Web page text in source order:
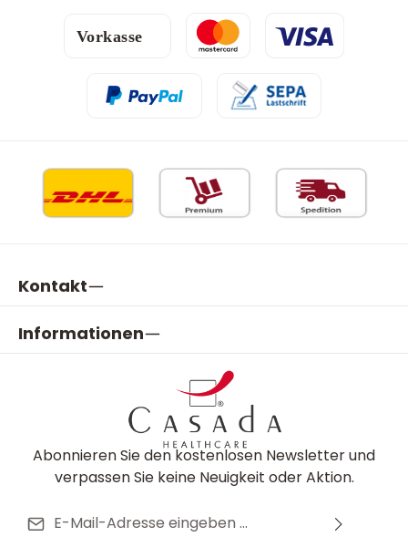
Kontakt
Informationen
Abonnieren Sie den kostenlosen Newsletter und
verpassen Sie keine Neuigkeit oder Aktion.
E-Mail-Adresse*